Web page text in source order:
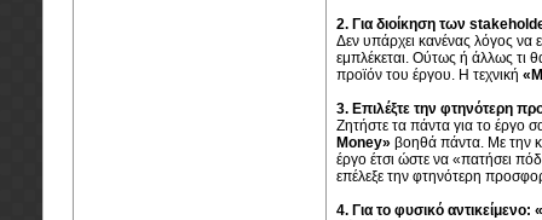
2. Για διοίκηση των
Δεν υπάρχει κανένας λόγος να
εμπλέκεται. Ούτως ή άλλως τι
προϊόν του έργου. Η τεχνική
3. Επιλέξτε την φτηνότερη
Ζητήστε τα πάντα για το έργο
Money» βοηθά πάντα. Με την
έργο έτσι ώστε να «πατήσει
επέλεξε την φτηνότερη
4. Για το φυσικό αντικείμενο: